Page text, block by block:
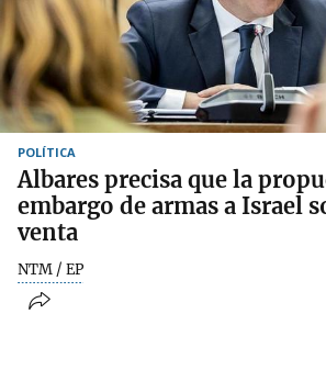
POLÍTICA
Albares precisa que la
embargo de armas a Israel
venta
NTM / EP